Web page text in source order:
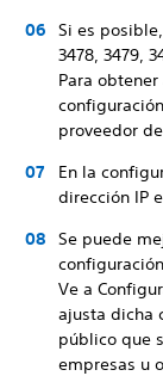
Si es
3478, 3479,
Para
proveedor
En la
dirección IP
Se puede
Ve a
ajusta dicha
público que
empresas u